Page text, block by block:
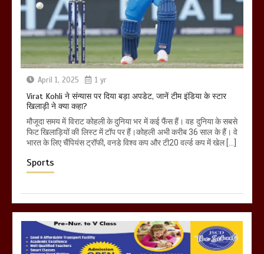
April 1, 2025 1 yr
Virat Kohli ने संन्यास पर दिया बड़ा अपडेट, जानें टीम इंडिया के स्टार
खिलाड़ी ने क्या कहा?
मौजूदा समय में विराट कोहली के दुनिया भर में कई फैंस हैं। वह दुनिया के सबसे
फिट खिलाड़ियों की लिस्ट में टॉप पर हैं।कोहली अभी करीब 36 साल के हैं। वे
भारत के लिए चैंपियंस ट्रॉफी, वनडे विश्व कप और टी20 वर्ल्ड कप में खेल […]
Sports